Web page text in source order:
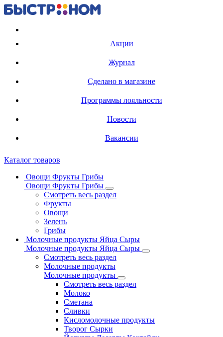
Акции
Журнал
Сделано в магазине
Программы лояльности
Новости
Вакансии
Каталог товаров
Овощи Фрукты Грибы
Овощи Фрукты Грибы
Смотреть весь раздел
Фрукты
Овощи
Зелень
Грибы
Молочные продукты Яйца Сыры
Молочные продукты Яйца Сыры
Смотреть весь раздел
Молочные продукты
Молочные продукты
Смотреть весь раздел
Молоко
Сметана
Сливки
Кисломолочные продукты
Творог Сырки